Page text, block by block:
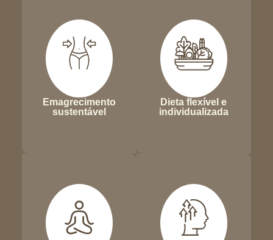
Emagrecimento
sustentável
Dieta flexível e
individualizada